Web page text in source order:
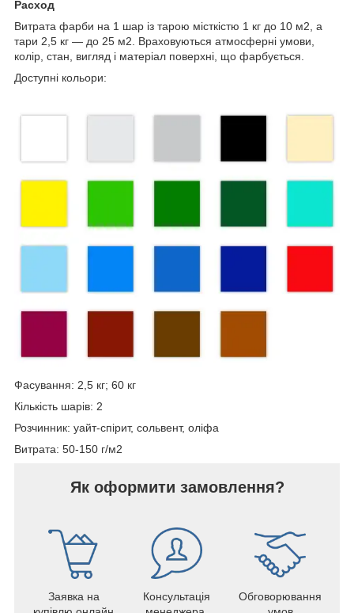
Расход
Витрата фарби на 1 шар із тарою місткістю 1 кг до 10 м2, а
тари 2,5 кг — до 25 м2. Враховуються атмосферні умови,
колір, стан, вигляд і матеріал поверхні, що фарбується.
Доступні кольори:
Фасування: 2,5 кг; 60 кг
Кількість шарів: 2
Розчинник: уайт-спірит, сольвент, оліфа
Витрата: 50-150 г/м2
Як оформити замовлення?
Заявка на
Консультація
Обговорювання